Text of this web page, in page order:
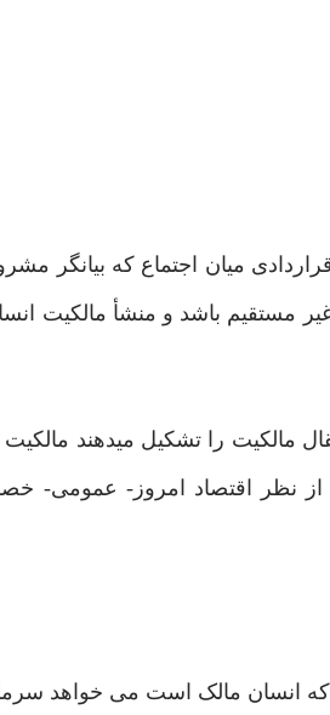
قراردادی میان اجتماع که
مستقیم باشد و منشأ مالکیت
مالکیت را تشکیل میدهند
نظر اقتصاد امروز- عمومی-
انسان مالک است می خواهد